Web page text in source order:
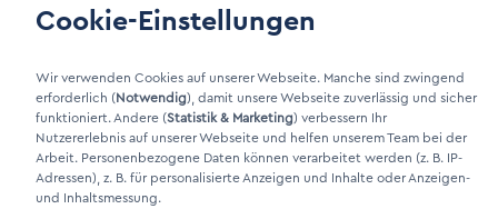
LinkIn Link
Xing Link
Cookie-Einstellungen
Wir verwenden Cookies auf unserer Webseite. Manche sind zwingend
erforderlich (Notwendig), damit unsere Webseite zuverlässig und sicher
funktioniert. Andere (Statistik & Marketing) verbessern Ihr
Nutzererlebnis auf unserer Webseite und helfen unserem Team bei der
Arbeit. Personenbezogene Daten können verarbeitet werden (z. B. IP-
Adressen), z. B. für personalisierte Anzeigen und Inhalte oder Anzeigen-
und Inhaltsmessung.